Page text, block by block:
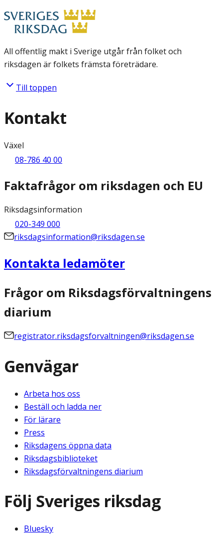
All offentlig makt i Sverige utgår från folket och
riksdagen är folkets främsta företrädare.
Till toppen
Kontakt
Växel
08-786 40 00
Faktafrågor om riksdagen och EU
Riksdagsinformation
020-349 000
riksdagsinformation@riksdagen.se
Kontakta ledamöter
Frågor om Riksdagsförvaltningens
diarium
registrator.riksdagsforvaltningen@riksdagen.se
Genvägar
Arbeta hos oss
Beställ och ladda ner
För lärare
Press
Riksdagens öppna data
Riksdagsbiblioteket
Riksdagsförvaltningens diarium
Följ Sveriges riksdag
Bluesky